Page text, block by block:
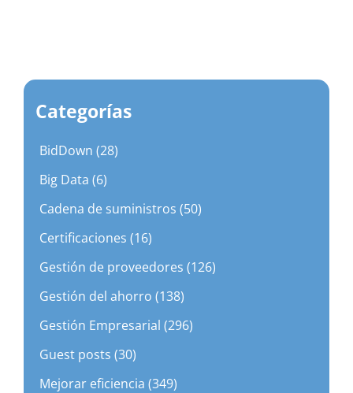
Categorías
BidDown (28)
Big Data (6)
Cadena de suministros (50)
Certificaciones (16)
Gestión de proveedores (126)
Gestión del ahorro (138)
Gestión Empresarial (296)
Guest posts (30)
Mejorar eficiencia (349)